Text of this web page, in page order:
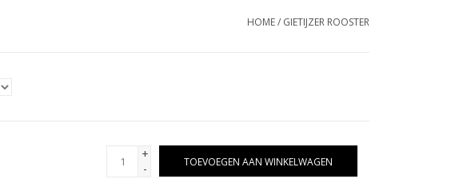
HOME/ GIETIJZER ROOSTER
+
-
TOEVOEGEN AAN WINKELWAGEN